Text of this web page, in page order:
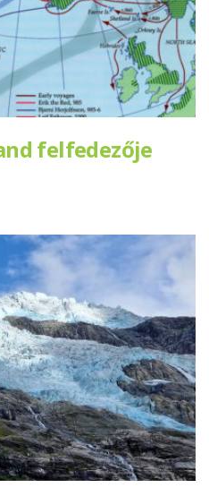
felfedezője